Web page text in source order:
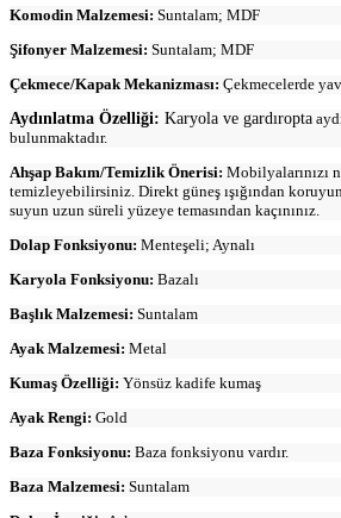
Komodin Malzemesi: Suntalam; MDF
Şifonyer Malzemesi: Suntalam; MDF
Çekmece/Kapak Mekanizması: Çekmecelerde
Aydınlatma Özelliği: Karyola ve gardıropta
bulunmaktadır.
Ahşap Bakım/Temizlik Önerisi: Mobilyalarınızı
temizleyebilirsiniz. Direkt güneş ışığından
suyun uzun süreli yüzeye temasından kaçınınız.
Dolap Fonksiyonu: Menteşeli; Aynalı
Karyola Fonksiyonu: Bazalı
Başlık Malzemesi: Suntalam
Ayak Malzemesi: Metal
Kumaş Özelliği: Yönsüz kadife kumaş
Ayak Rengi: Gold
Baza Fonksiyonu: Baza fonksiyonu vardır.
Baza Malzemesi: Suntalam